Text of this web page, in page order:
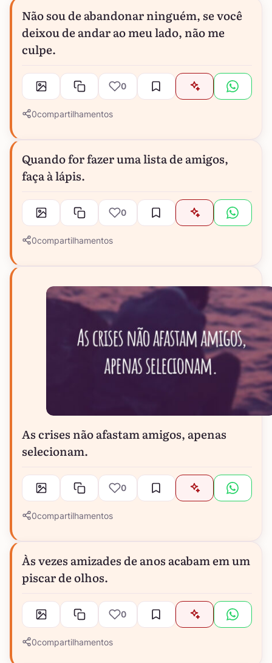
Não sou de abandonar ninguém, se você
deixou de andar ao meu lado, não me
culpe.
0
0compartilhamentos
Quando for fazer uma lista de amigos,
faça à lápis.
0
0compartilhamentos
As crises não afastam amigos, apenas
selecionam.
0
0compartilhamentos
Às vezes amizades de anos acabam em um
piscar de olhos.
0
0compartilhamentos